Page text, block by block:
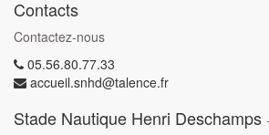
Contacts
Contactez-nous
05.56.80.77.33
accueil.snhd@talence.fr
Stade Nautique Henri Deschamps -